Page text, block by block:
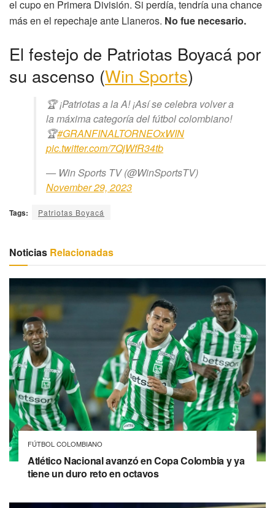
el cupo en Primera División. Si perdía, tendría una chance
más en el repechaje ante Llaneros. No fue necesario.
El festejo de Patriotas Boyacá por
su ascenso (Win Sports)
🏆 ¡Patriotas a la A! ¡Así se celebra volver a
la máxima categoría del fútbol colombiano!
🏆#GRANFINALTORNEOxWIN
pic.twitter.com/7QjWfR34tb
— Win Sports TV (@WinSportsTV)
November 29, 2023
Tags: Patriotas Boyacá
Noticias Relacionadas
FÚTBOL COLOMBIANO
Atlético Nacional avanzó en Copa Colombia y ya
tiene un duro reto en octavos